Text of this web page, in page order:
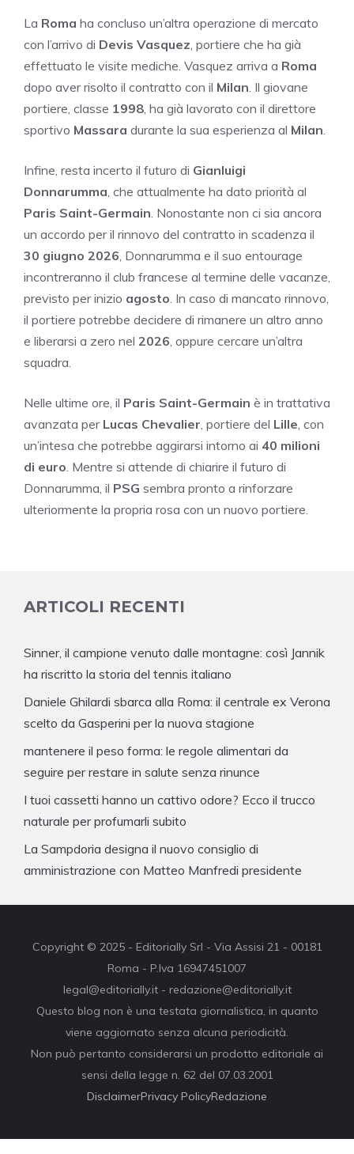
La Roma ha concluso un’altra operazione di mercato
con l’arrivo di Devis Vasquez , portiere che ha già
effettuato le visite mediche. Vasquez arriva a Roma
dopo aver risolto il contratto con il Milan . Il giovane
portiere, classe 1998 , ha già lavorato con il direttore
sportivo Massara durante la sua esperienza al Milan
Infine, resta incerto il futuro di Gianluigi
Donnarumma , che attualmente ha dato priorità al
Paris Saint-Germain . Nonostante non ci sia ancora
un accordo per il rinnovo del contratto in scadenza il
30 giugno 2026 , Donnarumma e il suo entourage
incontreranno il club francese al termine delle vacanze,
previsto per inizio agosto . In caso di mancato rinnovo,
il portiere potrebbe decidere di rimanere un altro anno
e liberarsi a zero nel 2026 , oppure cercare un’altra
squadra.
Nelle ultime ore, il Paris Saint-Germain è in trattativa
avanzata per Lucas Chevalier , portiere del Lille , con
un’intesa che potrebbe aggirarsi intorno ai 40 milioni
di euro . Mentre si attende di chiarire il futuro di
Donnarumma, il PSG sembra pronto a rinforzare
ulteriormente la propria rosa con un nuovo portiere.
ARTICOLI RECENTI
Sinner, il campione venuto dalle montagne: così Jannik
ha riscritto la storia del tennis italiano
Daniele Ghilardi sbarca alla Roma: il centrale ex Verona
scelto da Gasperini per la nuova stagione
mantenere il peso forma: le regole alimentari da
seguire per restare in salute senza rinunce
I tuoi cassetti hanno un cattivo odore? Ecco il trucco
naturale per profumarli subito
La Sampdoria designa il nuovo consiglio di
amministrazione con Matteo Manfredi presidente
Copyright © 2025 - Editorially Srl - Via Assisi 21 - 00181
Roma - P.Iva 16947451007
legal@editorially.it - redazione@editorially.it
Questo blog non è una testata giornalistica, in quanto
viene aggiornato senza alcuna periodicità.
Non può pertanto considerarsi un prodotto editoriale ai
sensi della legge n. 62 del 07.03.2001
DisclaimerPrivacy PolicyRedazione